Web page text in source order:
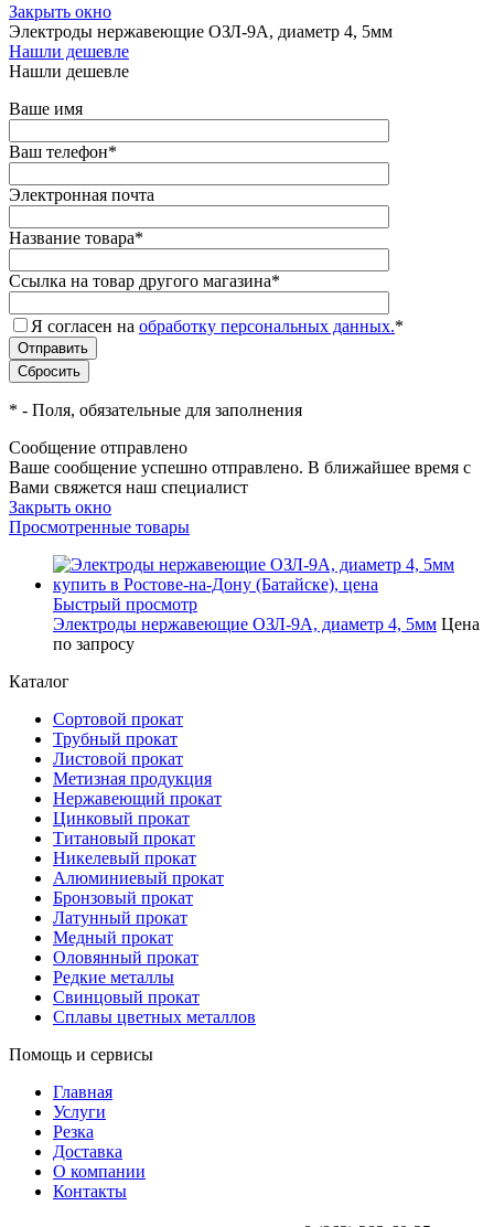
Закрыть окно
Электроды нержавеющие ОЗЛ-9А, диаметр 4, 5мм
Нашли дешевле
Нашли дешевле
Ваше имя
Ваш телефон*
Электронная почта
Название товара*
Ссылка на товар другого магазина*
Я согласен на обработку персональных данных.*
* - Поля, обязательные для заполнения
Сообщение отправлено
Ваше сообщение успешно отправлено. В ближайшее время с
Вами свяжется наш специалист
Закрыть окно
Просмотренные товары
Быстрый просмотр
Электроды нержавеющие ОЗЛ-9А, диаметр 4, 5мм Цена
по запросу
Каталог
Сортовой прокат
Трубный прокат
Листовой прокат
Метизная продукция
Нержавеющий прокат
Цинковый прокат
Титановый прокат
Никелевый прокат
Алюминиевый прокат
Бронзовый прокат
Латунный прокат
Медный прокат
Оловянный прокат
Редкие металлы
Свинцовый прокат
Сплавы цветных металлов
Помощь и сервисы
Главная
Услуги
Резка
Доставка
О компании
Контакты